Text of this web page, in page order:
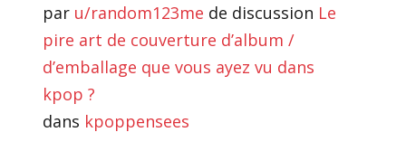
par u/random123me de discussion Le
pire art de couverture d’album /
d’emballage que vous ayez vu dans
kpop ?
dans kpoppensees